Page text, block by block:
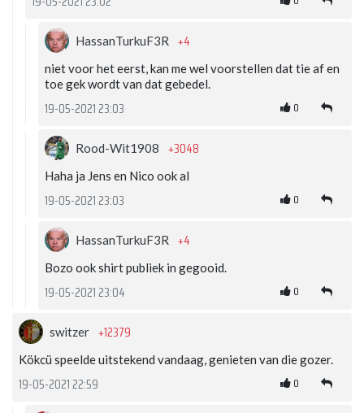
HassanTurkuF3R +4
niet voor het eerst, kan me wel voorstellen dat tie af en
toe gek wordt van dat gebedel.
19-05-2021 23:03 0
Rood-Wit1908 +3048
Haha ja Jens en Nico ook al
19-05-2021 23:03 0
HassanTurkuF3R +4
Bozo ook shirt publiek in gegooid.
19-05-2021 23:04 0
switzer +12379
Kökcü speelde uitstekend vandaag, genieten van die gozer.
19-05-2021 22:59 0